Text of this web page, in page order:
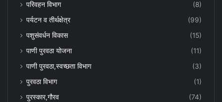
परिवहन विभाग
(8)
पर्यटन व तीर्थक्षेत्र
(99)
पशुसंवर्धन विकास
(15)
पाणी पुरवठा योजना
(11)
पाणी पुरवठा,स्वच्छता विभाग
(3)
पुरवठा विभाग
(1)
पुरस्कार,गौरव
(74)